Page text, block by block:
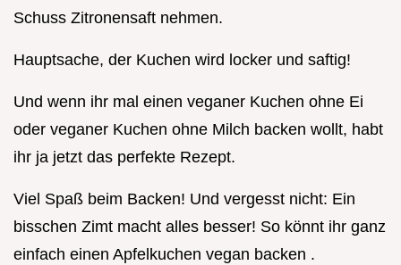
Schuss Zitronensaft nehmen.
Hauptsache, der Kuchen wird locker und saftig!
Und wenn ihr mal einen veganer Kuchen ohne Ei
oder veganer Kuchen ohne Milch backen wollt, habt
ihr ja jetzt das perfekte Rezept.
Viel Spaß beim Backen! Und vergesst nicht: Ein
bisschen Zimt macht alles besser! So könnt ihr ganz
einfach einen Apfelkuchen vegan backen .